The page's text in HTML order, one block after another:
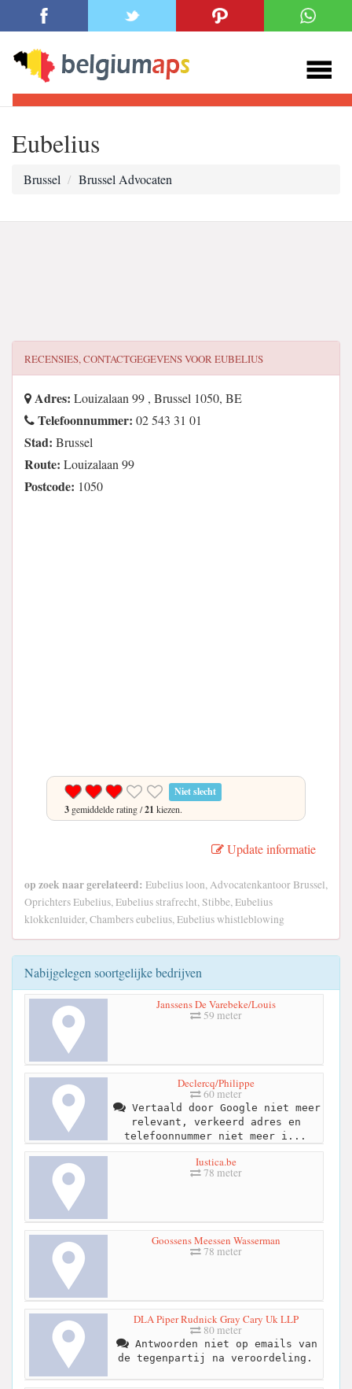
Eubelius
Brussel Brussel Advocaten
RECENSIES, CONTACTGEGEVENS VOOREUBELIUS
Adres: Louizalaan 99 , Brussel 1050, BE
Telefoonnummer: 02 543 31 01
Stad: Brussel
Route: Louizalaan 99
Postcode: 1050
Niet slecht
3 gemiddelde rating /21 kiezen.
Update informatie
op zoek naar gerelateerd: Eubelius loon, Advocatenkantoor Brussel,
Oprichters Eubelius, Eubelius strafrecht, Stibbe, Eubelius
klokkenluider, Chambers eubelius, Eubelius whistleblowing
Nabijgelegen soortgelijke bedrijven
Janssens De Varebeke/Louis
59 meter
Declercq/Philippe
60 meter
Vertaald door Google niet meer
relevant, verkeerd adres en
telefoonnummer niet meer i...
Iustica.be
78 meter
Goossens Meessen Wasserman
78 meter
DLA Piper Rudnick Gray Cary Uk LLP
80 meter
Antwoorden niet op emails van
de tegenpartij na veroordeling.